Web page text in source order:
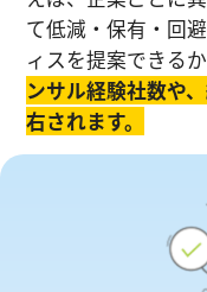
て低減・保有・回
ィスを提案できるか
ンサル経験社数や
右されます。